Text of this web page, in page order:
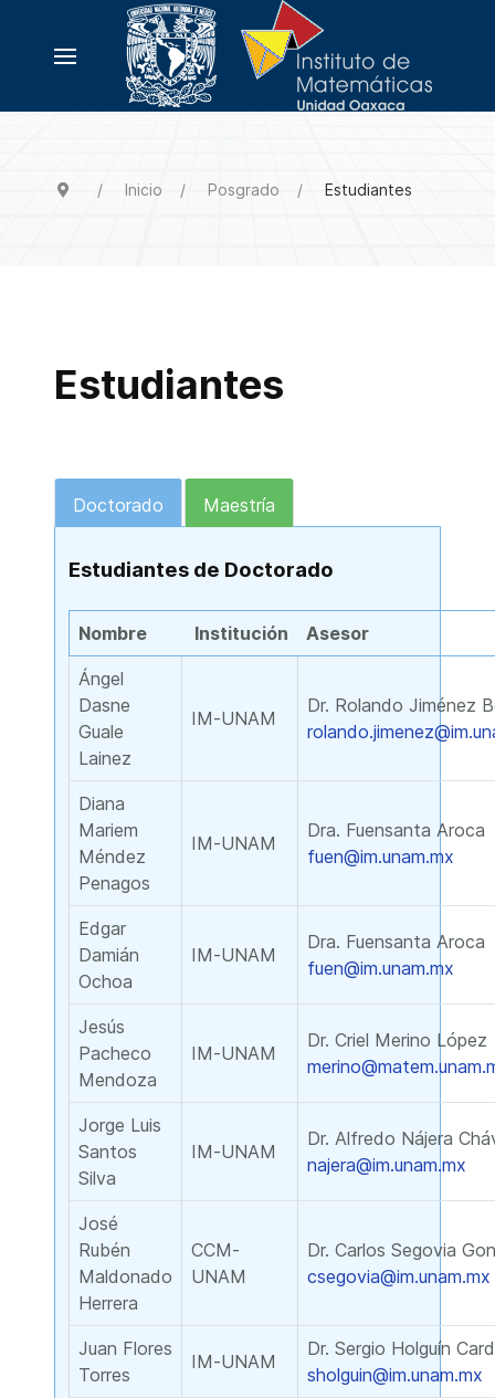
Inicio Posgrado Estudiantes
Estudiantes
Doctorado Maestría
Estudiantes de Doctorado
Nombre Institución Asesor
Ángel
Dasne
Guale
Lainez
IM-UNAM
Dr. Rolando Jiménez
Diana
Mariem
Méndez
Penagos
IM-UNAM
Dra. Fuensanta Aroca
fuen@im.unam.mx
Edgar
Damián
Ochoa
IM-UNAM
Dra. Fuensanta Aroca
fuen@im.unam.mx
Jesús
Pacheco
Mendoza
IM-UNAM
Dr. Criel Merino López
Jorge Luis
Santos
Silva
IM-UNAM
Dr. Alfredo Nájera
najera@im.unam.mx
José
Rubén
Maldonado
Herrera
CCM-
UNAM
Dr. Carlos Segovia
csegovia@im.unam.mx
Juan Flores
Torres
IM-UNAM
Dr. Sergio Holguín
sholguin@im.unam.mx